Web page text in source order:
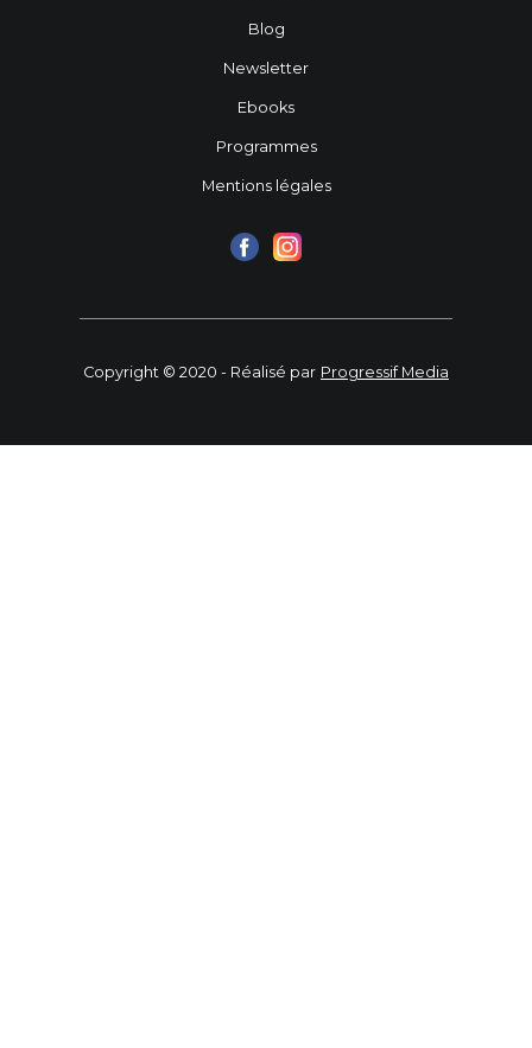
Blog
Newsletter
Ebooks
Programmes
Mentions légales
Copyright © 2020 - Réalisé par Progressif Media